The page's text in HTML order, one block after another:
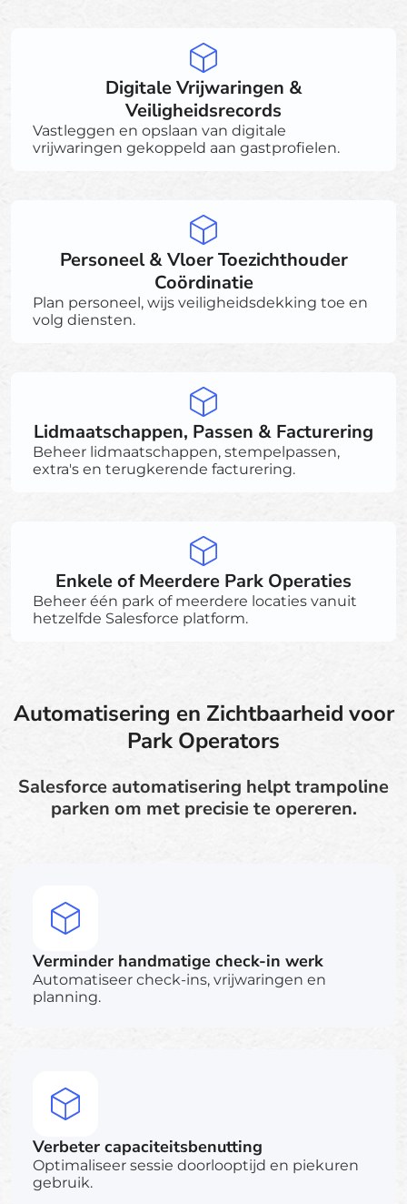
Digitale Vrijwaringen &
Veiligheidsrecords
Vastleggen en opslaan van digitale
vrijwaringen gekoppeld aan gastprofielen.
Personeel & Vloer Toezichthouder
Coördinatie
Plan personeel, wijs veiligheidsdekking toe en
volg diensten.
Lidmaatschappen, Passen & Facturering
Beheer lidmaatschappen, stempelpassen,
extra's en terugkerende facturering.
Enkele of Meerdere Park Operaties
Beheer één park of meerdere locaties vanuit
hetzelfde Salesforce platform.
Automatisering en Zichtbaarheid voor
Park Operators
Salesforce automatisering helpt trampoline
parken om met precisie te opereren.
Verminder handmatige check-in werk
Automatiseer check-ins, vrijwaringen en
planning.
Verbeter capaciteitsbenutting
Optimaliseer sessie doorlooptijd en piekuren
gebruik.